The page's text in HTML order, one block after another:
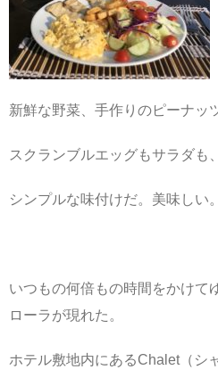
新鮮な野菜、手作りのピーナッ
スクランブルエッグもサラダも
シンプルな味付けだ。美味しい。
いつもの何倍もの時間をかけて
ローラが現れた。
ホテル敷地内にあるChalet（シ